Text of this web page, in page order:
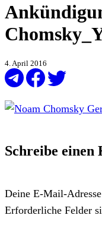
4. April 2016
Schreibe einen
Deine E-Mail-
Erforderliche Felder